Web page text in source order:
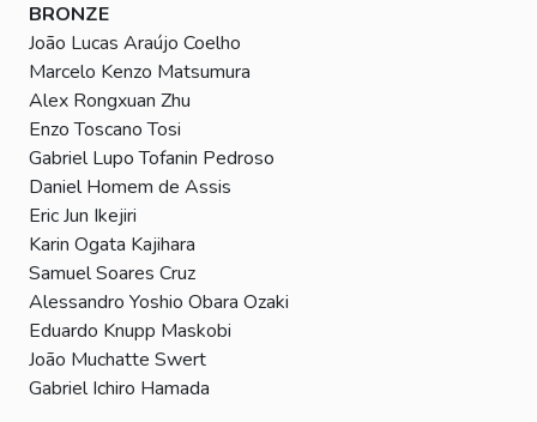
BRONZE
João Lucas Araújo Coelho
Marcelo Kenzo Matsumura
Alex Rongxuan Zhu
Enzo Toscano Tosi
Gabriel Lupo Tofanin Pedroso
Daniel Homem de Assis
Eric Jun Ikejiri
Karin Ogata Kajihara
Samuel Soares Cruz
Alessandro Yoshio Obara Ozaki
Eduardo Knupp Maskobi
João Muchatte Swert
Gabriel Ichiro Hamada